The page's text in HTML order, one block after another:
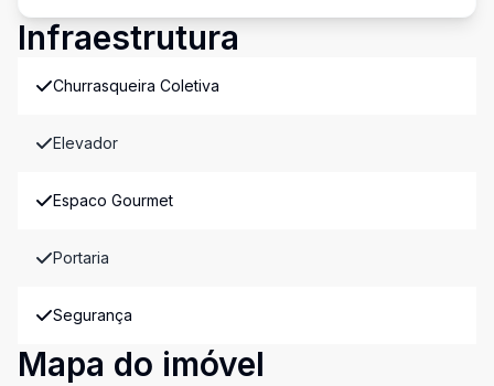
Infraestrutura
Churrasqueira Coletiva
Elevador
Espaco Gourmet
Portaria
Segurança
Mapa do imóvel